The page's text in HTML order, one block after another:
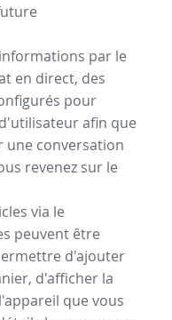
par le
en direct, des
pour
afin que
une conversation
revenez sur le
via le
peuvent être
d'ajouter
d'afficher la
que vous